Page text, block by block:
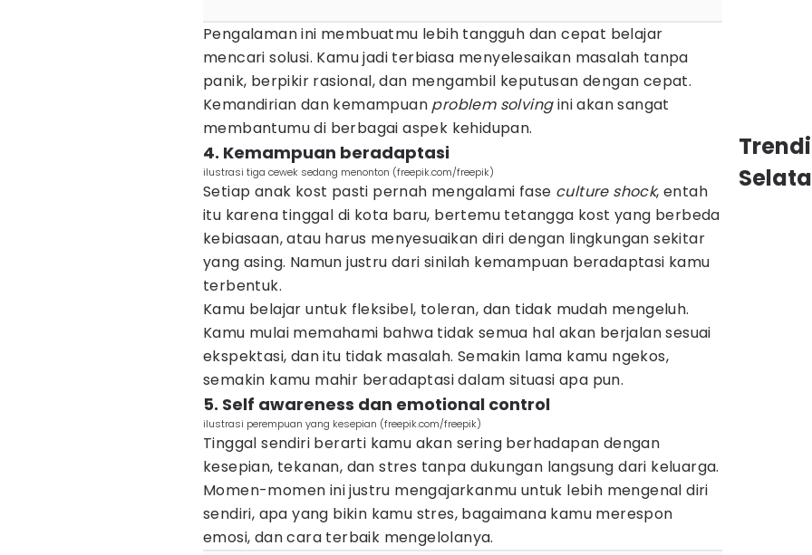
Pengalaman ini membuatmu lebih tangguh dan cepat belajar
mencari solusi. Kamu jadi terbiasa menyelesaikan masalah tanpa
panik, berpikir rasional, dan mengambil keputusan dengan cepat.
Kemandirian dan kemampuan problem solvingini akan sangat
membantumu di berbagai aspek kehidupan.
4. Kemampuan beradaptasi
ilustrasi tiga cewek sedang menonton (freepik.com/freepik)
Setiap anak kost pasti pernah mengalami fase culture shock, entah
itu karena tinggal di kota baru, bertemu tetangga kost yang berbeda
kebiasaan, atau harus menyesuaikan diri dengan lingkungan sekitar
yang asing. Namun justru dari sinilah kemampuan beradaptasi kamu
terbentuk.
Kamu belajar untuk fleksibel, toleran, dan tidak mudah mengeluh.
Kamu mulai memahami bahwa tidak semua hal akan berjalan sesuai
ekspektasi, dan itu tidak masalah. Semakin lama kamu ngekos,
semakin kamu mahir beradaptasi dalam situasi apa pun.
5. Self awareness dan emotional control
ilustrasi perempuan yang kesepian (freepik.com/freepik)
Tinggal sendiri berarti kamu akan sering berhadapan dengan
kesepian, tekanan, dan stres tanpa dukungan langsung dari keluarga.
Momen-momen ini justru mengajarkanmu untuk lebih mengenal diri
sendiri, apa yang bikin kamu stres, bagaimana kamu merespon
emosi, dan cara terbaik mengelolanya.